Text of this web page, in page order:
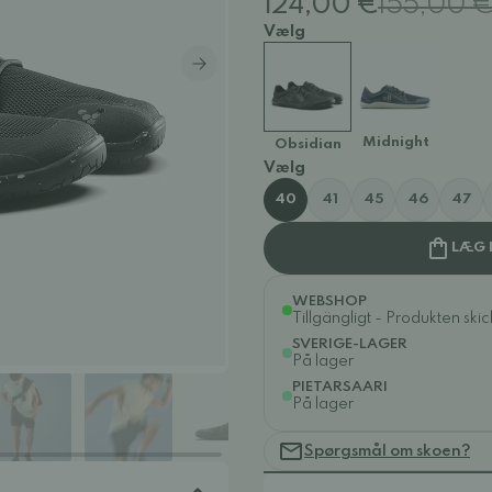
124,00 €155,00
Vælg
Obsidian Midnight
Vælg
40 41 45 46 47
LÆG
WEBSHOP
Tillgängligt - Produkten
SVERIGE-LAGER
På lager
PIETARSAARI
På lager
Spørgsmål om skoen?